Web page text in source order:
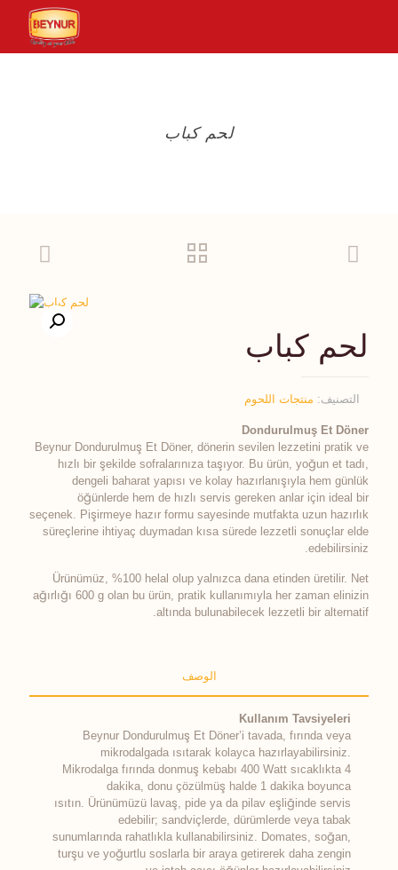
لحم كباب
لحم كباب
Dondurulmuş Et Döner
Beynur Dondurulmuş Et Döner, dönerin sevilen lezzetini pratik ve
hızlı bir şekilde sofralarınıza taşıyor. Bu ürün, yoğun et tadı,
dengeli baharat yapısı ve kolay hazırlanışıyla hem günlük
öğünlerde hem de hızlı servis gereken anlar için ideal bir
seçenek. Pişirmeye hazır formu sayesinde mutfakta uzun hazırlık
süreçlerine ihtiyaç duymadan kısa sürede lezzetli sonuçlar elde
edebilirsiniz.
Ürünümüz, %100 helal olup yalnızca dana etinden üretilir. Net
ağırlığı 600 g olan bu ürün, pratik kullanımıyla her zaman elinizin
altında bulunabilecek lezzetli bir alternatif.
التصنيف: منتجات اللحوم
الوصف
Kullanım Tavsiyeleri
Beynur Dondurulmuş Et Döner’i tavada, fırında veya
mikrodalgada ısıtarak kolayca hazırlayabilirsiniz.
Mikrodalga fırında donmuş kebabı 400 Watt sıcaklıkta 4
dakika, donu çözülmüş halde 1 dakika boyunca
ısıtın. Ürünümüzü lavaş, pide ya da pilav eşliğinde servis
edebilir; sandviçlerde, dürümlerde veya tabak
sunumlarında rahatlıkla kullanabilirsiniz. Domates, soğan,
turşu ve yoğurtlu soslarla bir araya getirerek daha zengin